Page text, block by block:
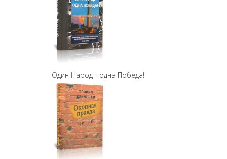
Один Народ - одна Победа!